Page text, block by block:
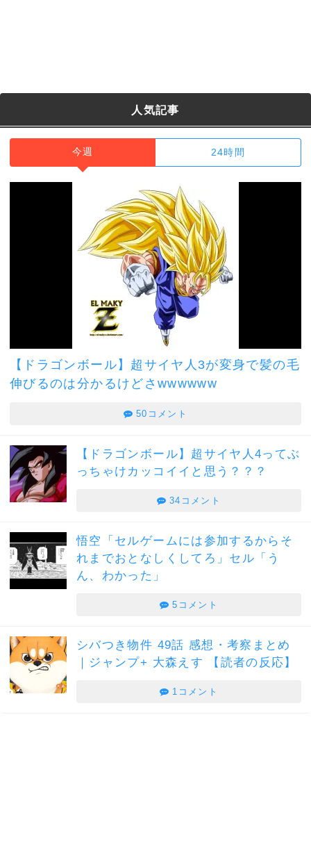
人気記事
今週 24時間
【ドラゴンボール】超サイヤ人3が変身で髪の毛
伸びるのは分かるけどさwwwwww
50コメント
【ドラゴンボール】超サイヤ人4ってぶ
っちゃけカッコイイと思う？？？
34コメント
悟空「セルゲームには参加するからそ
れまでおとなしくしてろ」セル「う
ん、わかった」
5コメント
シバつき物件 49話 感想・考察まとめ
｜ジャンプ+ 大森えす 【読者の反応】
1コメント